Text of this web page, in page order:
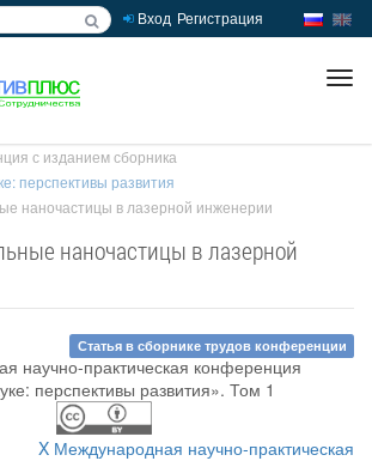
Вход Регистрация
с изданием сборника
перспективы развития
наночастицы в лазерной инженерии
наночастицы в лазерной
Статья в сборнике трудов конференции
X Международная научно-практическая